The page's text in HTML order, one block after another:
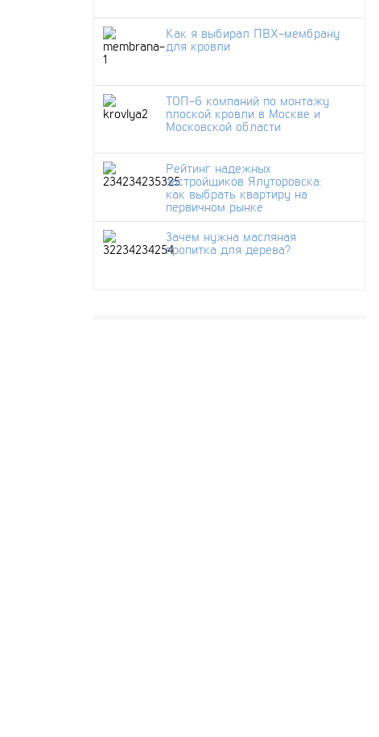
Как я выбирал ПВХ-мембрану
для кровли
ТОП-6 компаний по монтажу
плоской кровли в Москве и
Московской области
Рейтинг надежных
застройщиков Ялуторовска:
как выбрать квартиру на
первичном рынке
Зачем нужна масляная
пропитка для дерева?